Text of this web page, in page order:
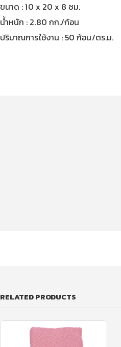
ขนาด : 10 x 20 x 8 ซม.
น้ำหนัก : 2.80 กก./ก้อน
ปริมาณการใช้งาน : 50 ก้อน/ตร.ม.
RELATED PRODUCTS